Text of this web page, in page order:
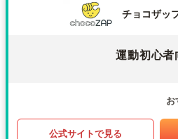
チョコザッ
運動初心者
お
公式サイトで見る